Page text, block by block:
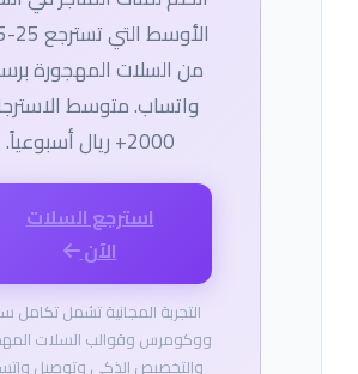
من السلات المهجورة
واتساب. متوسط
2000+ ريال أسبوعياً.
استرجع السلات
الآن
التجربة المجانية تشمل تكامل
ووكومرس وقوالب السلات
والتخصيص الذكي وتوصيل